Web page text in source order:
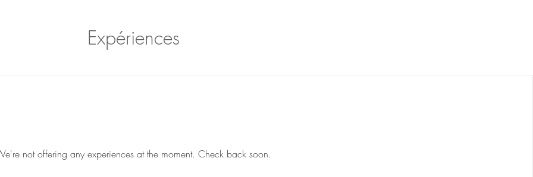
Expériences
not offering any experiences at the moment. Check back soon.